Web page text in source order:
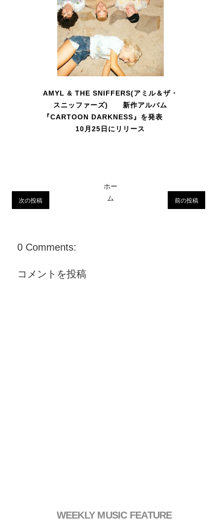
AMYL & THE SNIFFERS(アミル＆ザ・
スニッファーズ) 新作アルバム
『CARTOON DARKNESS』を発表
10月25日にリリース
次の投稿 前の投稿
ホー
ム
0 Comments:
コメントを投稿
WEEKLY MUSIC FEATURE